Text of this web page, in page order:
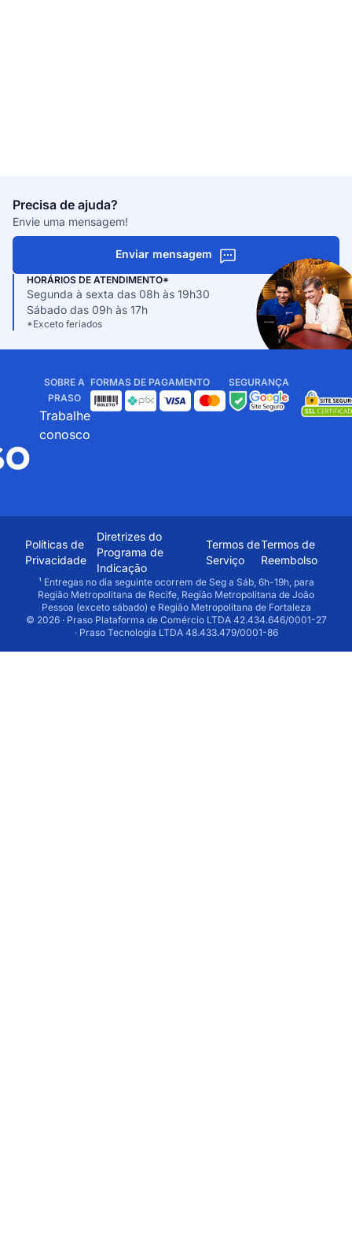
Precisa de ajuda?
Envie uma mensagem!
Enviar mensagem
HORÁRIOS DE ATENDIMENTO*
Segunda à sexta das 08h às 19h30
Sábado das 09h às 17h
*Exceto feriados
SOBRE A
PRASO
Trabalhe
conosco
FORMAS DE PAGAMENTO SEGURANÇA
Políticas de
Privacidade
Diretrizes do
Programa de
Indicação
Termos de
Serviço
Termos de
Reembolso
¹ Entregas no dia seguinte ocorrem de Seg a Sáb, 6h-19h, para
Região Metropolitana de Recife, Região Metropolitana de João
Pessoa (exceto sábado) e Região Metropolitana de Fortaleza
© 2026 · Praso Plataforma de Comércio LTDA 42.434.646/0001-27
· Praso Tecnologia LTDA 48.433.479/0001-86